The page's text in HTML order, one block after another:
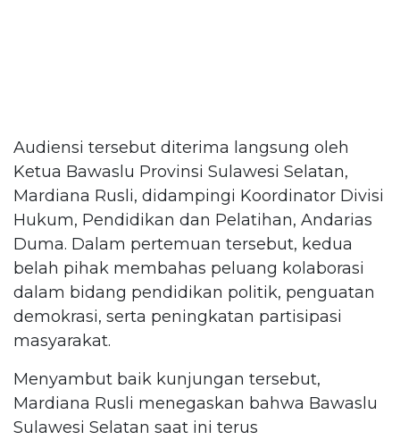
Audiensi tersebut diterima langsung oleh
Ketua Bawaslu Provinsi Sulawesi Selatan,
Mardiana Rusli, didampingi Koordinator Divisi
Hukum, Pendidikan dan Pelatihan, Andarias
Duma. Dalam pertemuan tersebut, kedua
belah pihak membahas peluang kolaborasi
dalam bidang pendidikan politik, penguatan
demokrasi, serta peningkatan partisipasi
masyarakat.
Menyambut baik kunjungan tersebut,
Mardiana Rusli menegaskan bahwa Bawaslu
Sulawesi Selatan saat ini terus